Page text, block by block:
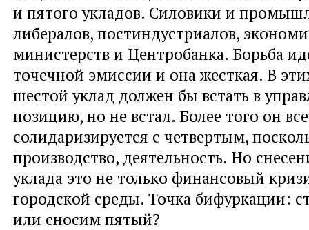
и пятого укладов. Силовики и
либералов, постиндустриалов,
министерств и Центробанка. Борьба
точечной эмиссии и она жесткая. В
шестой уклад должен бы встать в
позицию, но не встал. Более того он
солидаризируется с четвертым,
производство, деятельность. Но
уклада это не только финансовый
городской среды. Точка бифуркации:
или сносим пятый?